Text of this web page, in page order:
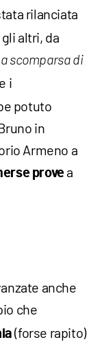
rilanciata
altri, da
scomparsa di
i
potuto
in
Armeno a
provea
anche
che
(forse rapito)